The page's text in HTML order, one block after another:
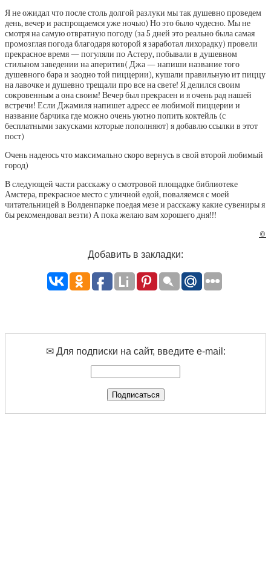
Я не ожидал что после столь долгой разлуки мы так душевно проведем
день, вечер и распрощаемся уже ночью) Но это было чудесно. Мы не
смотря на самую отвратную погоду (за 5 дней это реально была самая
промозглая погода благодаря которой я заработал лихорадку) провели
прекрасное время — погуляли по Астеру, побывали в душевном
стильном заведении на аперитив( Джа — напиши название того
душевного бара и заодно той пиццерии), кушали правильную ит пиццу
на лавочке и душевно трещали про все на свете! Я делился своим
сокровенным а она своим! Вечер был прекрасен и я очень рад нашей
встречи! Если Джамиля напишет адресс ее любимой пиццерии и
название барчика где можно очень уютно попить коктейль (с
бесплатными закусками которые пополняют) я добавлю ссылки в этот
пост)
Очень надеюсь что максимально скоро вернусь в свой второй любимый
город)
В следующей части расскажу о смотровой площадке библиотеке
Амстера, прекрасное место с уличной едой, поваляемся с моей
читательницей в Волденпарке поедая мезе и расскажу какие сувениры я
бы рекомендовал везти) А пока желаю вам хорошего дня!!!
©
Добавить в закладки:
✉ Для подписки на сайт, введите e-mail: